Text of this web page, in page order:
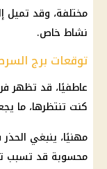
مختلفة، وقد تميل
نشاط خاص.
توقعات برج
عاطفيًا، قد تظهر
كنت تنتظرها، ما
مهنيًا، ينبغي
محسوبة قد تسبب